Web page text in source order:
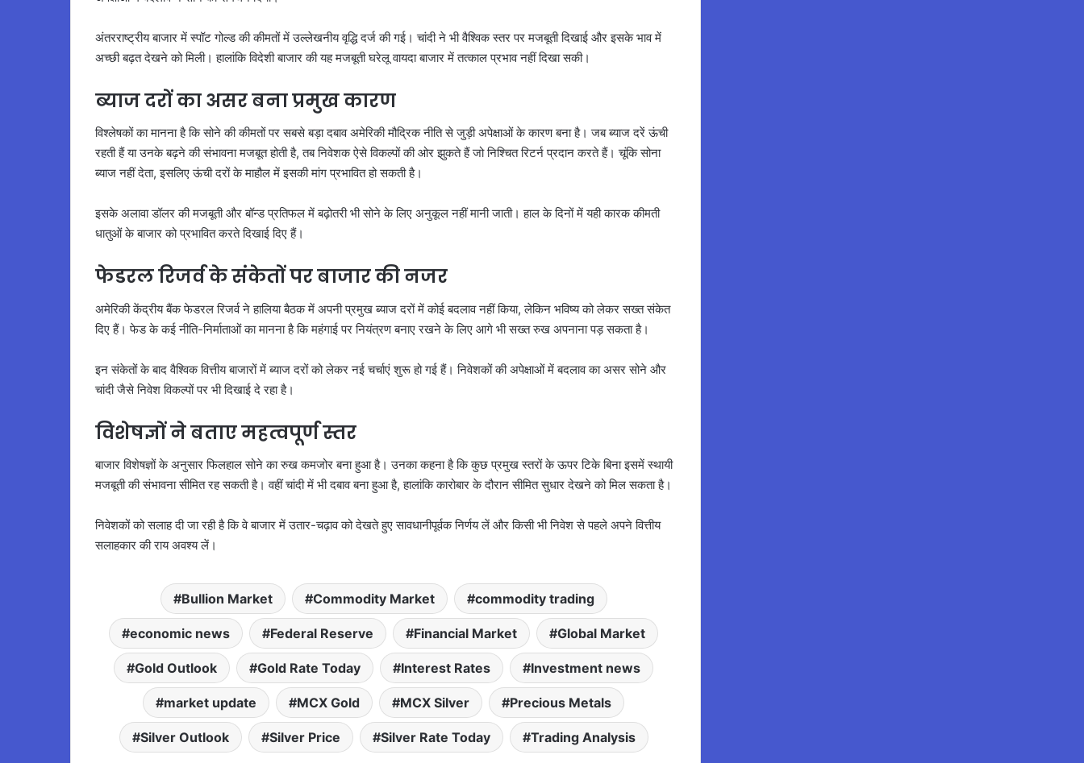
अंतरराष्ट्रीय बाजार में स्पॉट गोल्ड की कीमतों में उल्लेखनीय वृद्धि दर्ज की गई। चांदी ने भी वैश्विक स्तर पर मजबूती दिखाई और इसके भाव में
अच्छी बढ़त देखने को मिली। हालांकि विदेशी बाजार की यह मजबूती घरेलू वायदा बाजार में तत्काल प्रभाव नहीं दिखा सकी।
ब्याज दरों का असर बना प्रमुख कारण
विश्लेषकों का मानना है कि सोने की कीमतों पर सबसे बड़ा दबाव अमेरिकी मौद्रिक नीति से जुड़ी अपेक्षाओं के कारण बना है। जब ब्याज दरें ऊंची
रहती हैं या उनके बढ़ने की संभावना मजबूत होती है, तब निवेशक ऐसे विकल्पों की ओर झुकते हैं जो निश्चित रिटर्न प्रदान करते हैं। चूंकि सोना
ब्याज नहीं देता, इसलिए ऊंची दरों के माहौल में इसकी मांग प्रभावित हो सकती है।
इसके अलावा डॉलर की मजबूती और बॉन्ड प्रतिफल में बढ़ोतरी भी सोने के लिए अनुकूल नहीं मानी जाती। हाल के दिनों में यही कारक कीमती
धातुओं के बाजार को प्रभावित करते दिखाई दिए हैं।
फेडरल रिजर्व के संकेतों पर बाजार की नजर
अमेरिकी केंद्रीय बैंक फेडरल रिजर्व ने हालिया बैठक में अपनी प्रमुख ब्याज दरों में कोई बदलाव नहीं किया, लेकिन भविष्य को लेकर सख्त संकेत
दिए हैं। फेड के कई नीति-निर्माताओं का मानना है कि महंगाई पर नियंत्रण बनाए रखने के लिए आगे भी सख्त रुख अपनाना पड़ सकता है।
इन संकेतों के बाद वैश्विक वित्तीय बाजारों में ब्याज दरों को लेकर नई चर्चाएं शुरू हो गई हैं। निवेशकों की अपेक्षाओं में बदलाव का असर सोने और
चांदी जैसे निवेश विकल्पों पर भी दिखाई दे रहा है।
विशेषज्ञों ने बताए महत्वपूर्ण स्तर
बाजार विशेषज्ञों के अनुसार फिलहाल सोने का रुख कमजोर बना हुआ है। उनका कहना है कि कुछ प्रमुख स्तरों के ऊपर टिके बिना इसमें स्थायी
मजबूती की संभावना सीमित रह सकती है। वहीं चांदी में भी दबाव बना हुआ है, हालांकि कारोबार के दौरान सीमित सुधार देखने को मिल सकता है।
निवेशकों को सलाह दी जा रही है कि वे बाजार में उतार-चढ़ाव को देखते हुए सावधानीपूर्वक निर्णय लें और किसी भी निवेश से पहले अपने वित्तीय
सलाहकार की राय अवश्य लें।
Bullion Market Commodity Market commodity trading
economic news Federal Reserve Financial Market Global Market
Gold Outlook Gold Rate Today Interest Rates Investment news
market update MCX Gold MCX Silver Precious Metals
Silver Outlook Silver Price Silver Rate Today Trading Analysis